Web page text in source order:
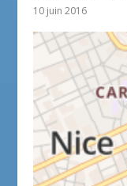
10 juin 2016